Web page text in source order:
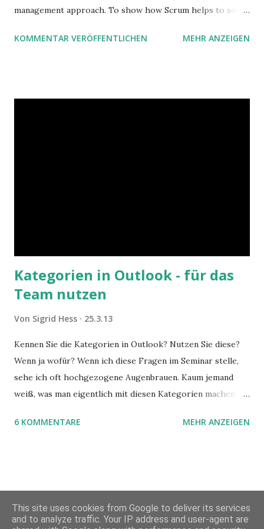
management approach. To show how Scrum helps to solve
processes.
KOMMENTAR VERÖFFENTLICHEN MEHR ANZEIGEN
Kategorien in Outlook - für das
Team nutzen
Von Sigrid Hess 25.3.13
Kennen Sie die Kategorien in Outlook? Nutzen Sie diese?
Wenn ja wofür? Wenn ich diese Fragen im Seminar stelle,
sehe ich oft hochgezogene Augenbrauen. Kaum jemand
weiß, was man eigentlich mit diesen Kategorien machen
sie Ihnen vor.
6 KOMMENTARE MEHR ANZEIGEN
This site uses cookies from Google to deliver its services
and to analyze traffic. Your IP address and user-agent are